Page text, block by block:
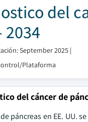
del
September 2025 |
Plataforma
del cáncer de
páncreas en EE. UU.